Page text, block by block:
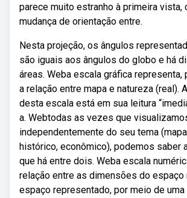
parece muito estranho à primeira vista,
mudança de orientação entre.
Nesta projeção, os ângulos
são iguais aos ângulos do globo e há
áreas. Weba escala gráfica representa,
a relação entre mapa e natureza (real).
desta escala está em sua leitura
a. Webtodas as vezes que
independentemente do seu tema
histórico, econômico), podemos saber
que há entre dois. Weba escala
relação entre as dimensões do espaço
espaço representado, por meio de